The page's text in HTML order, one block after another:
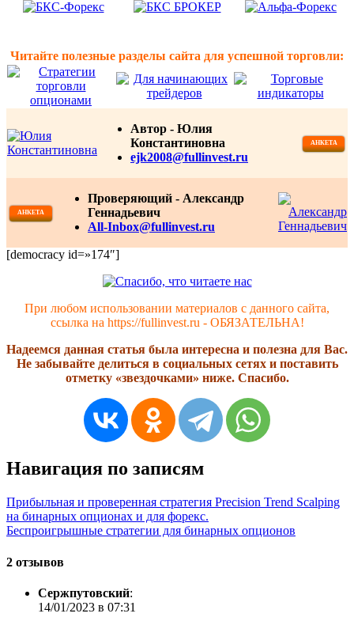
Читайте полезные разделы сайта для успешной торговли:
Автор - Юлия
Константиновна
ejk2008@fullinvest.ru
АНКЕТА
АНКЕТА
Проверяющий - Александр
Геннадьевич
All-Inbox@fullinvest.ru
[democracy id=»174″]
При любом использовании материалов с данного сайта,
ссылка на https://fullinvest.ru - ОБЯЗАТЕЛЬНА!
Надеемся данная статья была интересна и полезна для Вас.
Не забывайте делиться в социальных сетях и поставить
отметку «звездочками» ниже. Спасибо.
Навигация по записям
Прибыльная и проверенная стратегия Precision Trend Scalping
на бинарных опционах и для форекс.
Беспроигрышные стратегии для бинарных опционов
2 отзывов
Сержпутовский:
14/01/2023 в 07:31